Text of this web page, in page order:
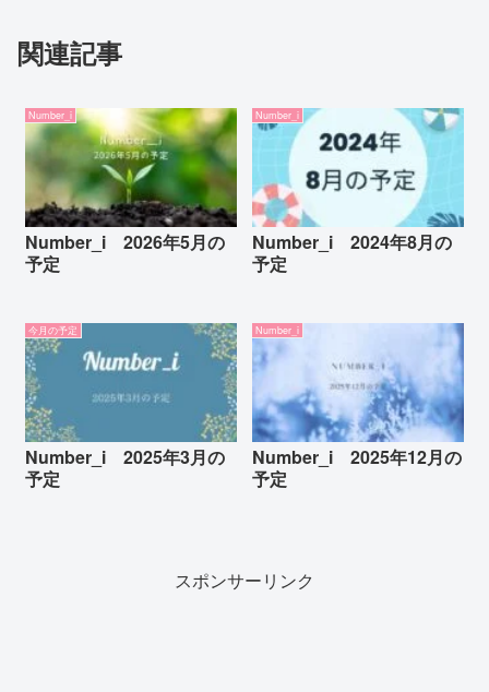
関連記事
Number_i
Number_i 2026年5月の
予定
Number_i
Number_i 2024年8月の
予定
今月の予定
Number_i 2025年3月の
予定
Number_i
Number_i 2025年12月の
予定
スポンサーリンク